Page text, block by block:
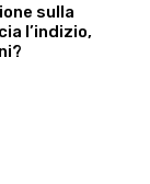
sulla
l’indizio,